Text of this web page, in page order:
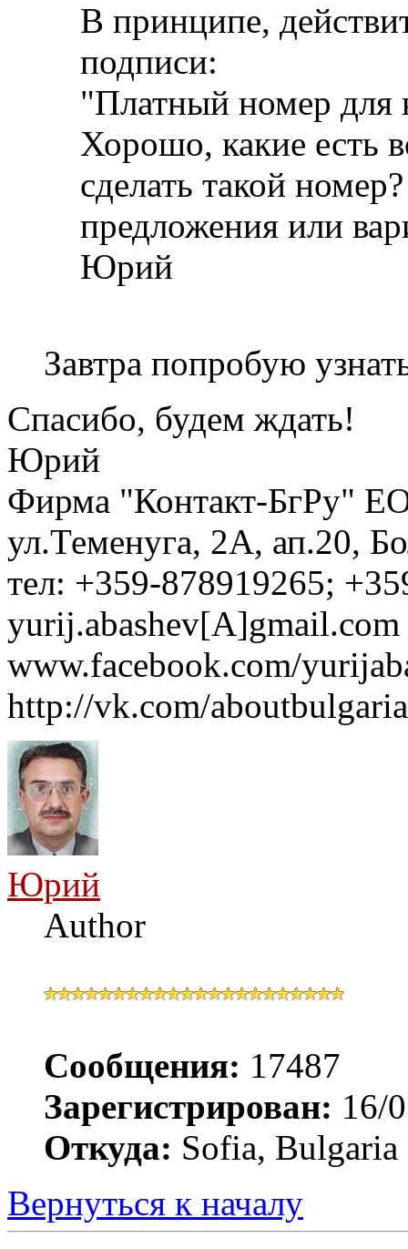
В принципе,
подписи:
"Платный номер для
Хорошо, какие есть
сделать такой
предложения или
Юрий
Завтра попробую
Спасибо, будем ждать!
Юрий
Фирма "Контакт-БгРу"
ул.Теменуга, 2А, ап.20,
тел: +359-878919265;
yurij.abashev[A]gmail.com
www.facebook.com/
http://vk.com/aboutbulgaria
Юрий
Author
Сообщения: 17487
Зарегистрирован: 16/
Откуда: Sofia, Bulgaria
Вернуться к началу